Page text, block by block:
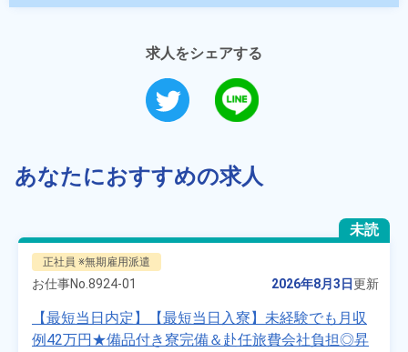
求人をシェアする
あなたにおすすめの求人
未読
正社員 ※無期雇用派遣
お仕事No. 8924-01 2026年8月3日更新
【最短当日内定】【最短当日入寮】未経験でも月収
例42万円★備品付き寮完備＆赴任旅費会社負担◎昇